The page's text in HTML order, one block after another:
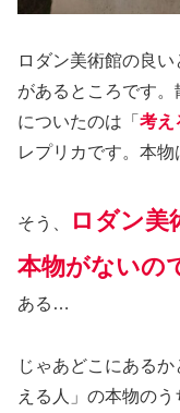
ロダン美術館の良
があるところです
についたのは「 考え
レプリカです。本
そう、
ロダン美
本物がないの
ある…
じゃあどこにある
える人」の本物の